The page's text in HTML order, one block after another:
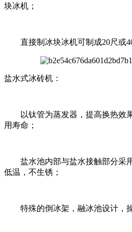
块冰机；
直接制冰块冰机可制成20尺或40
盐水式冰砖机：
以钛管为蒸发器，提高换热效
用寿命；
盐水池内部与盐水接触部分采
低温，不生锈；
特殊的倒冰架，融冰池设计，操